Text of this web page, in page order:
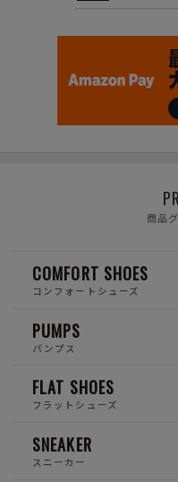
商品
COMFORT SHOES
コンフォートシューズ
PUMPS
パンプス
FLAT SHOES
フラットシューズ
SNEAKER
スニーカー